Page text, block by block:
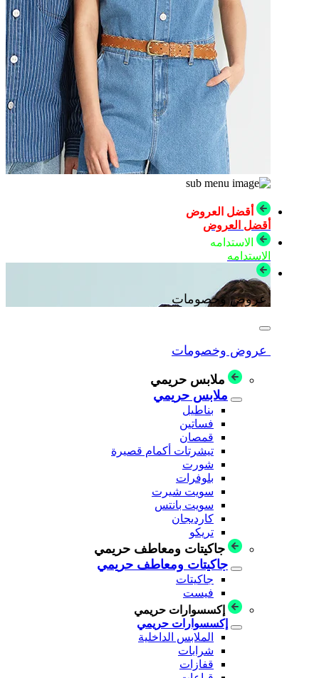
أقضل العروض
أقضل العروض
الاستدامه
الاستدامه
عروض وخصومات
عروض وخصومات
ملابس حريمي
ملابس حريمي
بناطيل
فساتين
قمصان
تيشرتات أكمام قصيرة
شورت
بلوفرات
سويت شيرت
سويت بانتس
كارديجان
تريكو
جاكيتات ومعاطف حريمي
جاكيتات ومعاطف حريمي
جاكيتات
فيست
إكسسوارات حريمي
إكسسوارات حريمي
الملابس الداخلية
شرابات
قفازات